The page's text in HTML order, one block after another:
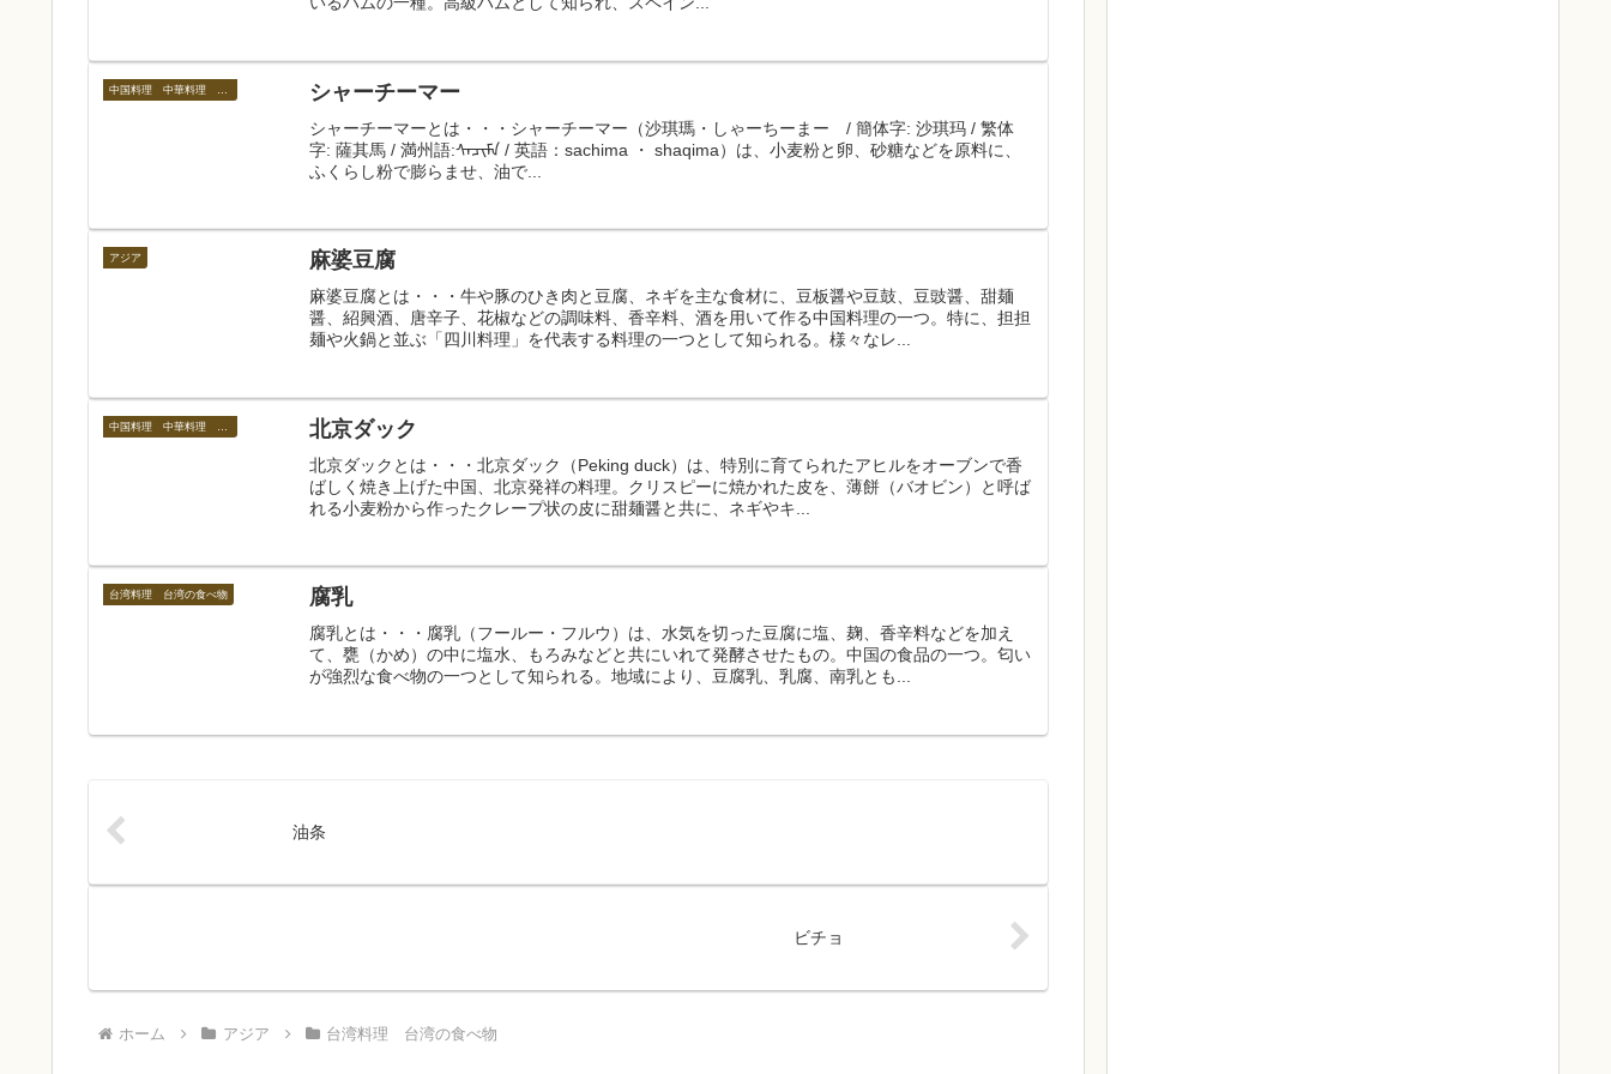
シャーチーマー
シャーチーマーとは・・・シャーチーマー（沙琪瑪・しゃーちーまー / 簡体字: 沙琪玛 / 繁体
字: 薩其馬 / 満州語:ᠰᠠᠴᠢᠮᠠ / 英語：sachima ・ shaqima）は、小麦粉と卵、砂糖などを原料に、
ふくらし粉で膨らませ、油で...
アジア 麻婆豆腐
麻婆豆腐とは・・・牛や豚のひき肉と豆腐、ネギを主な食材に、豆板醤や豆鼓、豆豉醤、甜麺
醤、紹興酒、唐辛子、花椒などの調味料、香辛料、酒を用いて作る中国料理の一つ。特に、担担
麺や火鍋と並ぶ「四川料理」を代表する料理の一つとして知られる。様々なレ...
北京ダック
北京ダックとは・・・北京ダック（Peking duck）は、特別に育てられたアヒルをオーブンで香
ばしく焼き上げた中国、北京発祥の料理。クリスピーに焼かれた皮を、薄餅（バオビン）と呼ば
れる小麦粉から作ったクレープ状の皮に甜麺醤と共に、ネギやキ...
台湾料理 台湾の食べ物 腐乳
腐乳とは・・・腐乳（フールー・フルウ）は、水気を切った豆腐に塩、麹、香辛料などを加え
て、甕（かめ）の中に塩水、もろみなどと共にいれて発酵させたもの。中国の食品の一つ。匂い
が強烈な食べ物の一つとして知られる。地域により、豆腐乳、乳腐、南乳とも...
油条
ビチョ
ホーム アジア 台湾料理 台湾の食べ物